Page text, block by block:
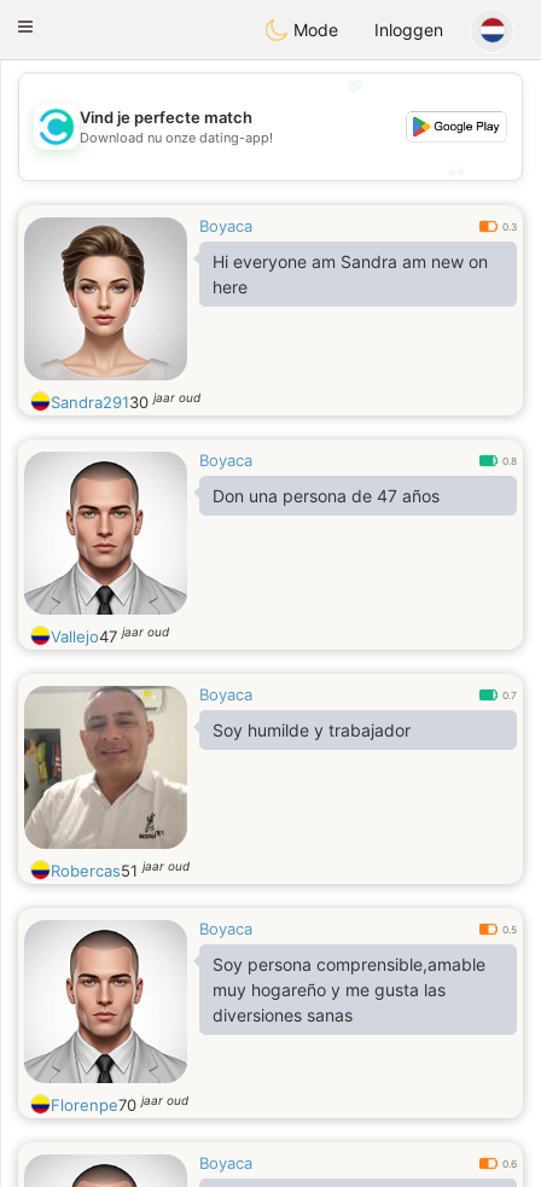
olombiaCitas
Toggle
Mode Inloggen
💖
💕
Vind je perfecte match
Download nu onze dating-app!
Boyaca 0.3
Hi everyone am Sandra am new on
here
Sandra29130jaar oud
Boyaca 0.8
Don una persona de 47 años
Vallejo47jaar oud
Boyaca 0.7
Soy humilde y trabajador
Robercas51jaar oud
Boyaca 0.5
Soy persona comprensible,amable
muy hogareño y me gusta las
diversiones sanas
Florenpe70jaar oud
Boyaca 0.6